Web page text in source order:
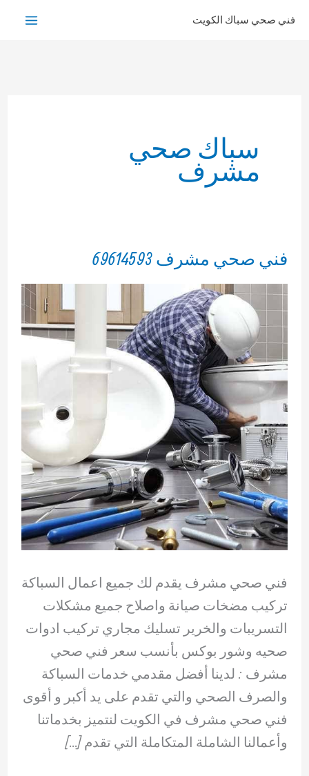
فني صحي سباك الكويت
سباك صحي
مشرف
فني صحي مشرف 69614593
فني صحي مشرف يقدم لك جميع اعمال السباكة
تركيب مضخات صيانة واصلاح جميع مشكلات
التسريبات والخرير تسليك مجاري تركيب ادوات
صحيه وشور بوكس بأنسب سعر فني صحي
مشرف : لدينا أفضل مقدمي خدمات السباكة
والصرف الصحي والتي تقدم على يد أكبر و أقوى
فني صحي مشرف في الكويت لنتميز بخدماتنا
وأعمالنا الشاملة المتكاملة التي تقدم […]